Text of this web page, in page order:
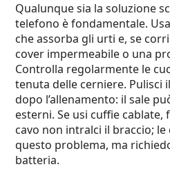
Qualunque sia la soluzione
telefono è fondamentale.
che assorba gli urti e, se
cover impermeabile o una
Controlla regolarmente le
tenuta delle cerniere. Pulisci
dopo l’allenamento: il sale
esterni. Se usi cuffie cablate,
cavo non intralci il braccio;
questo problema, ma
batteria.